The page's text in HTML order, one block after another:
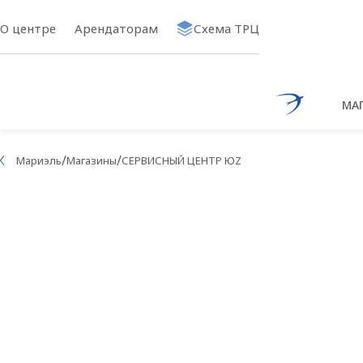
О центре Арендаторам Схема ТРЦ
Ссылка на
Мариэль/Магазины/СЕРВИСНЫЙ ЦЕНТР ЮZ